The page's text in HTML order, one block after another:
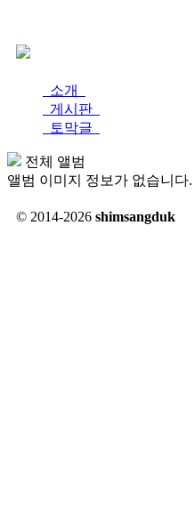
소개
게시판
토막글
전체 앨범
앨범 이미지 정보가 없습니다.
© 2014-2026 shimsangduk